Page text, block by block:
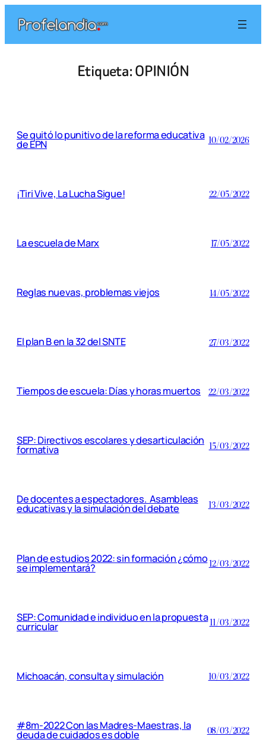
contenido
Etiqueta:OPINIÓN
Se quitó lo punitivo de la reforma educativa
de EPN 10/02/2026
¡Tiri Vive, La Lucha Sigue! 22/05/2022
La escuela de Marx 17/05/2022
Reglas nuevas, problemas viejos 14/05/2022
El plan B en la 32 del SNTE 27/03/2022
Tiempos de escuela: Días y horas muertos 22/03/2022
SEP: Directivos escolares y desarticulación
formativa 15/03/2022
De docentes a espectadores. Asambleas
educativas y la simulación del debate 13/03/2022
Plan de estudios 2022: sin formación ¿cómo
se implementará? 12/03/2022
SEP: Comunidad e individuo en la propuesta
curricular 11/03/2022
Michoacán, consulta y simulación 10/03/2022
#8m-2022 Con las Madres-Maestras, la
deuda de cuidados es doble 08/03/2022